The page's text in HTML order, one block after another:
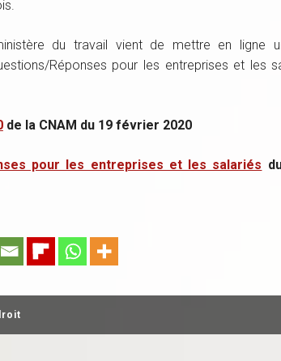
du travail vient de mettre en ligne
Réponses pour les entreprises et les
de la CNAM du 19 février 2020
pour les entreprises et les salariés